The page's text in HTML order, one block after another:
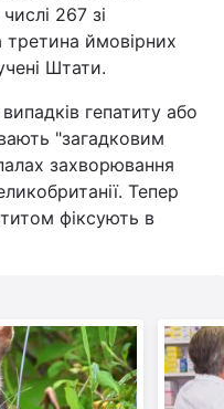
267 зі
третина ймовірних
Штати.
гепатиту або
"загадковим
захворювання
Тепер
фіксують в